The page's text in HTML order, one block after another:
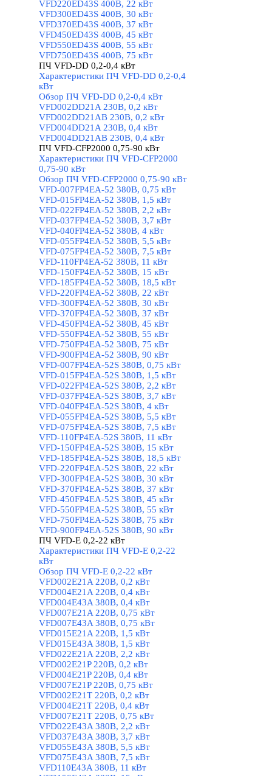
VFD220ED43S 400В, 22 кВт
VFD300ED43S 400В, 30 кВт
VFD370ED43S 400В, 37 кВт
VFD450ED43S 400В, 45 кВт
VFD550ED43S 400В, 55 кВт
VFD750ED43S 400В, 75 кВт
ПЧ VFD-DD 0,2-0,4 кВт
Характеристики ПЧ VFD-DD 0,2-0,4
кВт
Обзор ПЧ VFD-DD 0,2-0,4 кВт
VFD002DD21A 230В, 0,2 кВт
VFD002DD21AB 230В, 0,2 кВт
VFD004DD21A 230В, 0,4 кВт
VFD004DD21AB 230В, 0,4 кВт
ПЧ VFD-CFP2000 0,75-90 кВт
Характеристики ПЧ VFD-CFP2000
0,75-90 кВт
Обзор ПЧ VFD-CFP2000 0,75-90 кВт
VFD-007FP4EA-52 380В, 0,75 кВт
VFD-015FP4EA-52 380В, 1,5 кВт
VFD-022FP4EA-52 380В, 2,2 кВт
VFD-037FP4EA-52 380В, 3,7 кВт
VFD-040FP4EA-52 380В, 4 кВт
VFD-055FP4EA-52 380В, 5,5 кВт
VFD-075FP4EA-52 380В, 7,5 кВт
VFD-110FP4EA-52 380В, 11 кВт
VFD-150FP4EA-52 380В, 15 кВт
VFD-185FP4EA-52 380В, 18,5 кВт
VFD-220FP4EA-52 380В, 22 кВт
VFD-300FP4EA-52 380В, 30 кВт
VFD-370FP4EA-52 380В, 37 кВт
VFD-450FP4EA-52 380В, 45 кВт
VFD-550FP4EA-52 380В, 55 кВт
VFD-750FP4EA-52 380В, 75 кВт
VFD-900FP4EA-52 380В, 90 кВт
VFD-007FP4EA-52S 380В, 0,75 кВт
VFD-015FP4EA-52S 380В, 1,5 кВт
VFD-022FP4EA-52S 380В, 2,2 кВт
VFD-037FP4EA-52S 380В, 3,7 кВт
VFD-040FP4EA-52S 380В, 4 кВт
VFD-055FP4EA-52S 380В, 5,5 кВт
VFD-075FP4EA-52S 380В, 7,5 кВт
VFD-110FP4EA-52S 380В, 11 кВт
VFD-150FP4EA-52S 380В, 15 кВт
VFD-185FP4EA-52S 380В, 18,5 кВт
VFD-220FP4EA-52S 380В, 22 кВт
VFD-300FP4EA-52S 380В, 30 кВт
VFD-370FP4EA-52S 380В, 37 кВт
VFD-450FP4EA-52S 380В, 45 кВт
VFD-550FP4EA-52S 380В, 55 кВт
VFD-750FP4EA-52S 380В, 75 кВт
VFD-900FP4EA-52S 380В, 90 кВт
ПЧ VFD-E 0,2-22 кВт
Характеристики ПЧ VFD-E 0,2-22
кВт
Обзор ПЧ VFD-E 0,2-22 кВт
VFD002E21A 220В, 0,2 кВт
VFD004E21A 220В, 0,4 кВт
VFD004E43A 380В, 0,4 кВт
VFD007E21A 220В, 0,75 кВт
VFD007E43A 380В, 0,75 кВт
VFD015E21A 220В, 1,5 кВт
VFD015E43A 380В, 1,5 кВт
VFD022E21A 220В, 2,2 кВт
VFD002E21P 220В, 0,2 кВт
VFD004E21P 220В, 0,4 кВт
VFD007E21P 220В, 0,75 кВт
VFD002E21T 220В, 0,2 кВт
VFD004E21T 220В, 0,4 кВт
VFD007E21T 220В, 0,75 кВт
VFD022E43A 380В, 2,2 кВт
VFD037E43A 380В, 3,7 кВт
VFD055E43A 380В, 5,5 кВт
VFD075E43A 380В, 7,5 кВт
VFD110E43A 380В, 11 кВт